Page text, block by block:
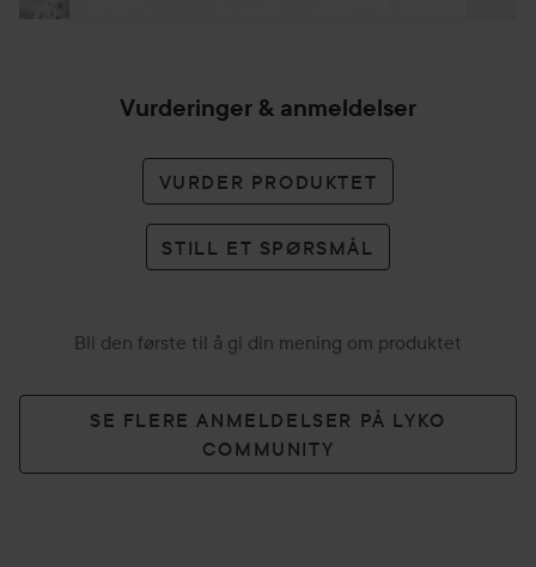
Vurderinger & anmeldelser
VURDER PRODUKTET
STILL ET SPØRSMÅL
Bli den første til å gi din mening om produktet
SE FLERE ANMELDELSER PÅ LYKO
COMMUNITY